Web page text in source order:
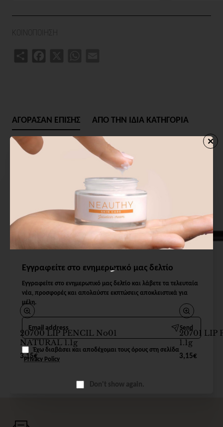
Εγγραφείτε στο ενημερωτικό μας δελτίο
Εγγραφείτε στο ενημερωτικό μας δελτίο και λάβετε τα τελευταία
νέα, προσφορές και απολαύστε εκπτώσεις αποκλειστικά για
μέλη.
Email
address
Send
Έχω διαβάσει και αποδέχομαι τους όρους στη σελίδα
Privacy Policy
Don't show again.
ΚΟΙΝΟΠΟΙΗΣΗ
ΑΓΟΡΑΣΑΝ ΕΠΙΣΗΣ ΑΠΟ ΤΗΝ ΙΔΙΑ ΚΑΤΗΓΟΡΙΑ
20700 LIP PENCIL No01
NATURAL 1.1g
3,15€
20701 LIP
1.1g
3,15€